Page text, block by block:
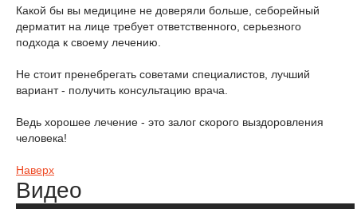
Какой бы вы медицине не доверяли больше, себорейный
дерматит на лице требует ответственного, серьезного
подхода к своему лечению.
Не стоит пренебрегать советами специалистов, лучший
вариант - получить консультацию врача.
Ведь хорошее лечение - это залог скорого выздоровления
человека!
Наверх
Видео